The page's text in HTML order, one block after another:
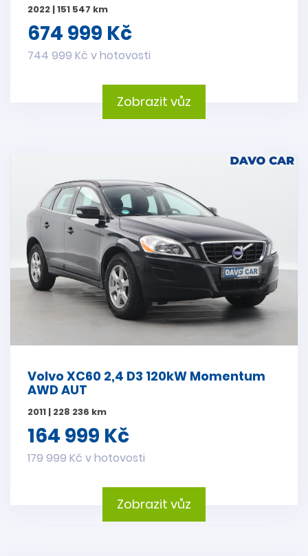
2022 | 151 547 km
674 999 Kč
744 999 Kč v hotovosti
Zobrazit vůz
Volvo XC60 2,4 D3 120kW Momentum
AWD AUT
2011 | 228 236 km
164 999 Kč
179 999 Kč v hotovosti
Zobrazit vůz